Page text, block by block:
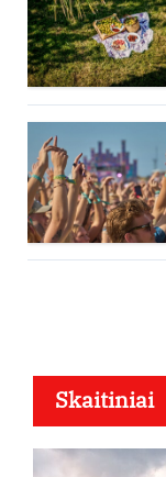
Skaitiniai